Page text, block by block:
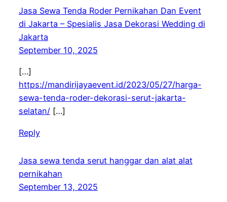
Jasa Sewa Tenda Roder Pernikahan Dan Event
di Jakarta – Spesialis Jasa Dekorasi Wedding di
Jakarta
September 10, 2025
[…]
https://mandirijayaevent.id/2023/05/27/harga-
sewa-tenda-roder-dekorasi-serut-jakarta-
selatan/[…]
Reply
Jasa sewa tenda serut hanggar dan alat alat
pernikahan
September 13, 2025